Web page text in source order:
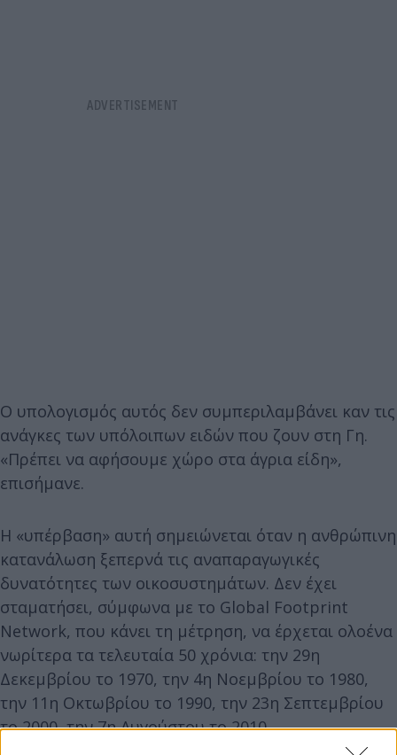
Ο υπολογισμός αυτός δεν συμπεριλαμβάνει καν τις
ανάγκες των υπόλοιπων ειδών που ζουν στη Γη.
«Πρέπει να αφήσουμε χώρο στα άγρια είδη»,
επισήμανε.
Η «υπέρβαση» αυτή σημειώνεται όταν η ανθρώπινη
κατανάλωση ξεπερνά τις αναπαραγωγικές
δυνατότητες των οικοσυστημάτων. Δεν έχει
σταματήσει, σύμφωνα με το Global Footprint
Network, που κάνει τη μέτρηση, να έρχεται ολοένα
νωρίτερα τα τελευταία 50 χρόνια: την 29η
Δεκεμβρίου το 1970, την 4η Νοεμβρίου το 1980,
την 11η Οκτωβρίου το 1990, την 23η Σεπτεμβρίου
το 2000, την 7η Αυγούστου το 2010.